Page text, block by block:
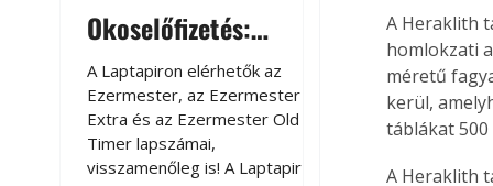
Okoselőfizetés:
Ezermester Extra
A Laptapiron elérhetők az
Ezermester, az Ezermester
Extra és az Ezermester Old
Timer lapszámai,
visszamenőleg is! A Laptapir új,
Okoselőfizetés
A Laptapiron
Ezermester, az
Extra és az
Timer lapszámai,
visszamenőleg is! A
A Heraklith
homlokzati
méretű
kerül,
táblákat
A Heraklith